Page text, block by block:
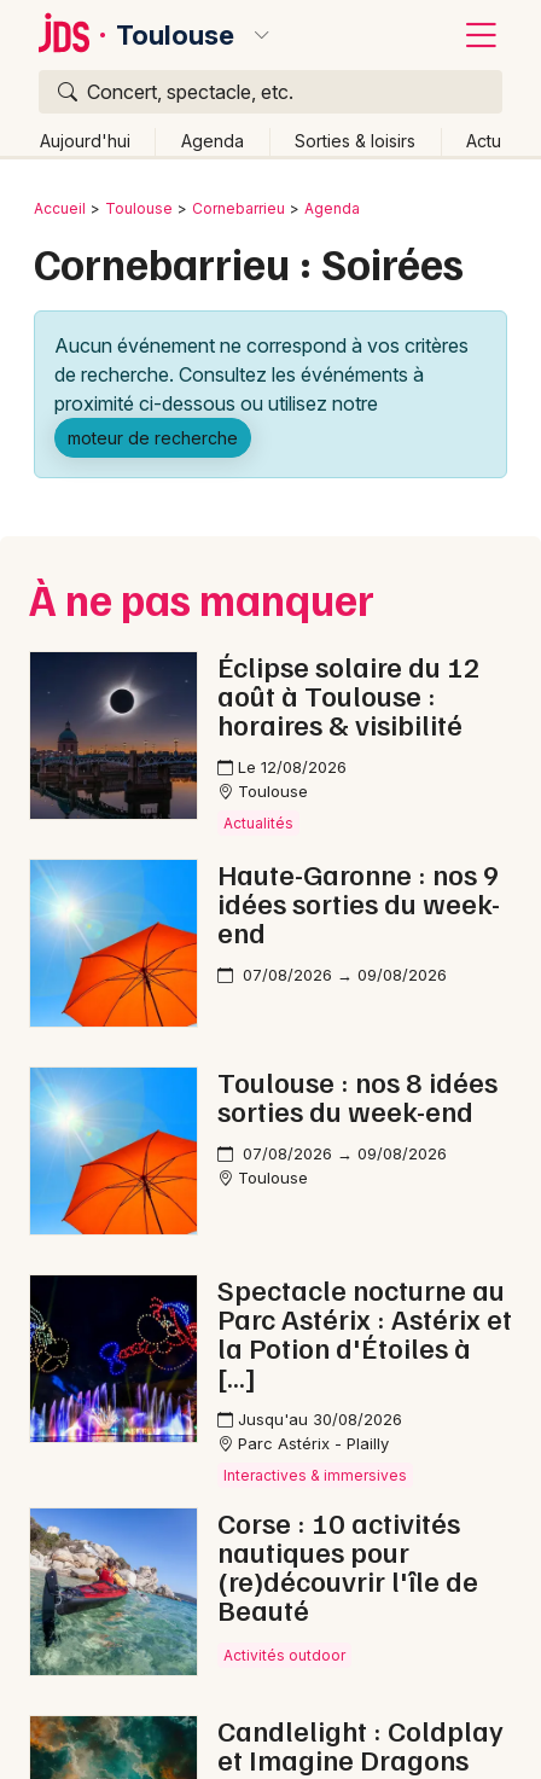
Toulouse
Concert, spectacle, etc.
Aujourd'hui Agenda Sorties & loisirs Actu
Publier un événement
Grands événements
Activité & Expérience
Manifestations
Spectacles
Concerts
Sports
Soirées
Sorties famille
Expos
Sorties & loisirs
Soirées en Haute-Garonne
Soirées en Occitanie
Artistes en tournée
Actus à Toulouse
Magazine à Toulouse
31 - Haute-Garonne
Bordeaux
Lille
Lyon
Marseille
Nantes
Nice
Paris
Strasbourg
Toulouse
Retour
Accueil Toulouse Cornebarrieu Agenda
Cornebarrieu : Soirées
Aucun événement ne correspond à vos critères
de recherche. Consultez les événéments à
proximité ci-dessous ou utilisez notre
moteur de recherche
À ne pas manquer
Éclipse solaire du 12
août à Toulouse :
horaires & visibilité
Le 12/08/2026
Toulouse
Actualités
Haute-Garonne : nos 9
idées sorties du week-
end
07/08/2026 → 09/08/2026
Toulouse : nos 8 idées
sorties du week-end
07/08/2026 → 09/08/2026
Toulouse
Spectacle nocturne au
Parc Astérix : Astérix et
la Potion d'Étoiles à
[…]
Jusqu'au 30/08/2026
Parc Astérix - Plailly
Interactives & immersives
Corse : 10 activités
nautiques pour
(re)découvrir l'île de
Beauté
Activités outdoor
Candlelight : Coldplay
et Imagine Dragons
Quoi ?
Où ?
Midi-Pyrénées
Partout Près de moi Changer de lieu
Quand ?
Ce week-end